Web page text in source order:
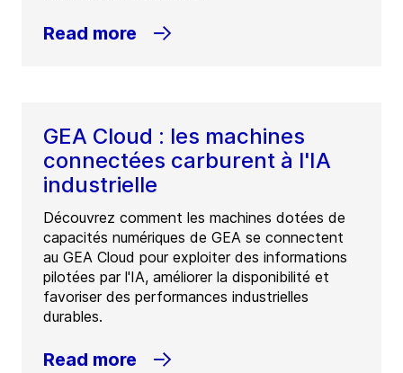
Read more
GEA Cloud : les machines
connectées carburent à l'IA
industrielle
Découvrez comment les machines dotées de
capacités numériques de GEA se connectent
au GEA Cloud pour exploiter des informations
pilotées par l'IA, améliorer la disponibilité et
favoriser des performances industrielles
durables.
Read more